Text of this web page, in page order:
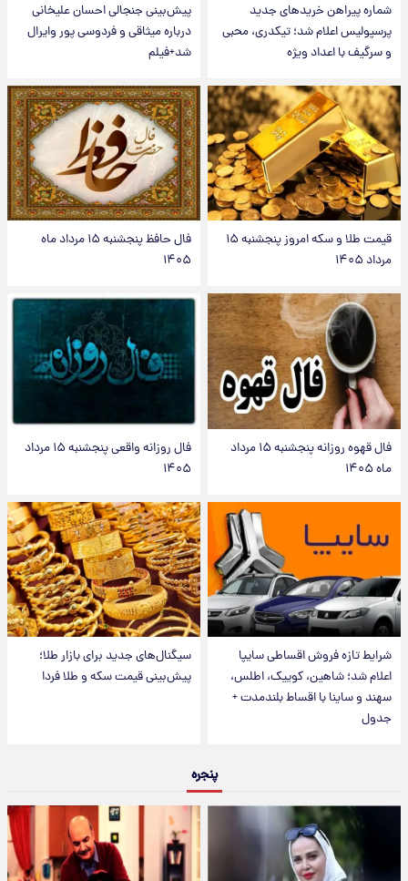
شماره پیراهن خریدهای جدید
پرسپولیس اعلام شد؛ تیکدری، محبی
و سرگیف با اعداد ویژه
پیش‌بینی جنجالی احسان علیخانی
درباره میثاقی و فردوسی پور وایرال
شد+فیلم
قیمت طلا و سکه امروز پنجشنبه ۱۵
مرداد ۱۴۰۵
فال حافظ پنجشنبه ۱۵ مرداد ماه
۱۴۰۵
فال قهوه روزانه پنجشنبه ۱۵ مرداد
ماه ۱۴۰۵
فال روزانه واقعی پنجشنبه ۱۵ مرداد
۱۴۰۵
شرایط تازه فروش اقساطی سایپا
اعلام شد؛ شاهین، کوییک، اطلس،
سهند و ساینا با اقساط بلندمدت +
جدول
سیگنال‌های جدید برای بازار طلا؛
پیش‌بینی قیمت سکه و طلا فردا
پنجره